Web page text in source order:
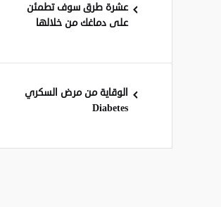
عشرة طرق سوف تطمئن
على دماغك من خلالها
الوقاية من مرض السكري
Diabetes